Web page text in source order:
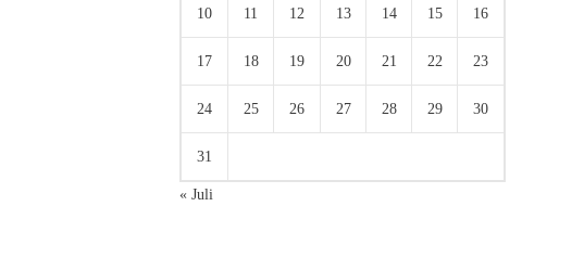
10 11 12 13 14 15 16
17 18 19 20 21 22 23
24 25 26 27 28 29 30
31
« Juli